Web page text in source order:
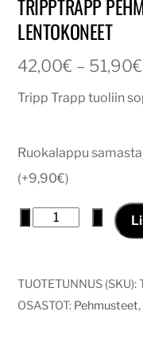
TRIPPTRAPP
LENTOKONEET
42,00€ – 51,90€
Tripp Trapp tuoliin
Ruokalappu
(+9,90€)
tripptrapp
ja
lentokoneet
TUOTETUNNUS (SKU):
OSASTOT: Pehmusteet,